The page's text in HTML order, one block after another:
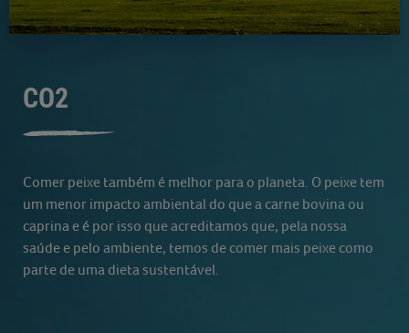
CO2
Comer peixe também é melhor para o planeta. O peixe tem
um menor impacto ambiental do que a carne bovina ou
caprina e é por isso que acreditamos que, pela nossa
saúde e pelo ambiente, temos de comer mais peixe como
parte de uma dieta sustentável.